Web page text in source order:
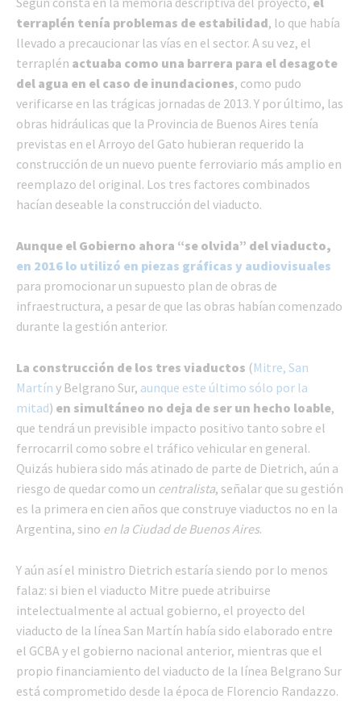
terraplén tenía problemas de estabilidad, lo que había
llevado a precaucionar las vías en el sector. A su vez, el
terraplén actuaba como una barrera para el desagote
del agua en el caso de inundaciones, como pudo
verificarse en las trágicas jornadas de 2013. Y por último, las
obras hidráulicas que la Provincia de Buenos Aires tenía
previstas en el Arroyo del Gato hubieran requerido la
construcción de un nuevo puente ferroviario más amplio en
reemplazo del original. Los tres factores combinados
hacían deseable la construcción del viaducto.
Aunque el Gobierno ahora “se olvida” del viaducto,
en 2016 lo utilizó en piezas gráficas y audiovisuales
para promocionar un supuesto plan de obras de
infraestructura, a pesar de que las obras habían comenzado
durante la gestión anterior.
La construcción de los tres viaductos (Mitre, San
Martín y Belgrano Sur, aunque este último sólo por la
mitad) en simultáneo no deja de ser un hecho loable,
que tendrá un previsible impacto positivo tanto sobre el
ferrocarril como sobre el tráfico vehicular en general.
Quizás hubiera sido más atinado de parte de Dietrich, aún a
riesgo de quedar como un centralista, señalar que su gestión
es la primera en cien años que construye viaductos no en la
Argentina, sino en la Ciudad de Buenos Aires.
Y aún así el ministro Dietrich estaría siendo por lo menos
falaz: si bien el viaducto Mitre puede atribuirse
intelectualmente al actual gobierno, el proyecto del
viaducto de la línea San Martín había sido elaborado entre
el GCBA y el gobierno nacional anterior, mientras que el
propio financiamiento del viaducto de la línea Belgrano Sur
está comprometido desde la época de Florencio Randazzo.